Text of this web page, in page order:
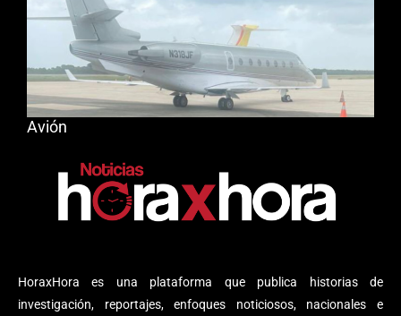
HoraxHora es una plataforma que publica historias de
investigación, reportajes, enfoques noticiosos, nacionales e
Avión